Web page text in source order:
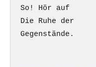
So! Hör auf
Die Ruhe der
Gegenstände.